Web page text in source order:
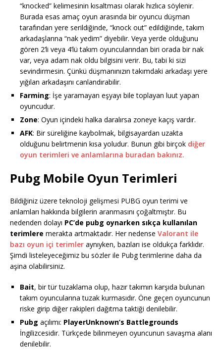
“knocked” kelimesinin kısaltması olarak hızlıca söylenir.
Burada esas amaç oyun arasında bir oyuncu düşman
tarafından yere serildiğinde, “knock out” edildiğinde, takım
arkadaşlarına “nak yedim” diyebilir. Veya yerde olduğunu
gören 2’li veya 4’lü takım oyuncularından biri orada bir nak
var, veya adam nak oldu bilgisini verir. Bu, tabi ki sizi
sevindirmesin. Çünkü düşmanınızın takımdaki arkadaşı yere
yığılan arkadaşını canlandırabilir.
Farming: İşe yaramayan eşyayı bile toplayan luut yapan
oyuncudur.
Zone: Oyun içindeki halka daralırsa zoneye kaçış vardır.
AFK: Bir süreliğine kaybolmak, bilgisayardan uzakta
olduğunu belirtmenin kısa yoludur. Bunun gibi birçok diğer
oyun terimleri ve anlamlarına buradan bakınız.
Pubg Mobile Oyun Terimleri
Bildiğiniz üzere teknoloji gelişmesi PUBG oyun terimi ve
anlamları hakkında bilgilerin aranmasını çoğaltmıştır. Bu
nedenden dolayı PC’de pubg oynarken sıkça kullanılan
terimlere merakta artmaktadır. Her nedense Valorant ile
bazı oyun içi terimler aynıyken, bazıları ise oldukça farklıdır.
Şimdi listeleyeceğimiz bu sözler ile Pubg terimlerine daha da
aşina olabilirsiniz.
Bait, bir tür tuzaklama olup, hazır takımın karşıda bulunan
takım oyuncularına tuzak kurmasıdır. Öne geçen oyuncunun
riske girip diğer rakipleri dağıtma taktiği denilebilir.
Pubg açılımı: PlayerUnknown’s Battlegrounds
İngilizcesidir. Türkçede bilinmeyen oyuncunun savaşma alanı
denilebilir.